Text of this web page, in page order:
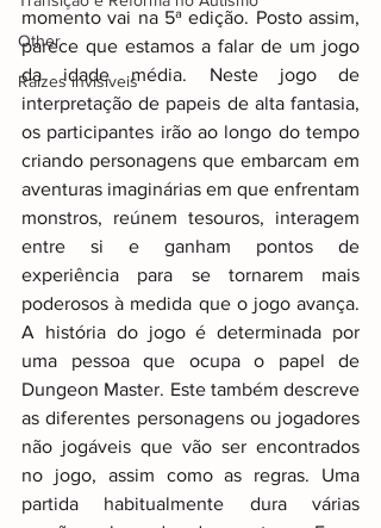
Other
Raizes invisiveis
momento vai na 5ª edição. Posto assim,
parece que estamos a falar de um jogo
da idade média. Neste jogo de
interpretação de papeis de alta fantasia,
os participantes irão ao longo do tempo
criando personagens que embarcam em
aventuras imaginárias em que enfrentam
monstros, reúnem tesouros, interagem
entre si e ganham pontos de
experiência para se tornarem mais
poderosos à medida que o jogo avança.
A história do jogo é determinada por
uma pessoa que ocupa o papel de
Dungeon Master. Este também descreve
as diferentes personagens ou jogadores
não jogáveis que vão ser encontrados
no jogo, assim como as regras. Uma
partida habitualmente dura várias